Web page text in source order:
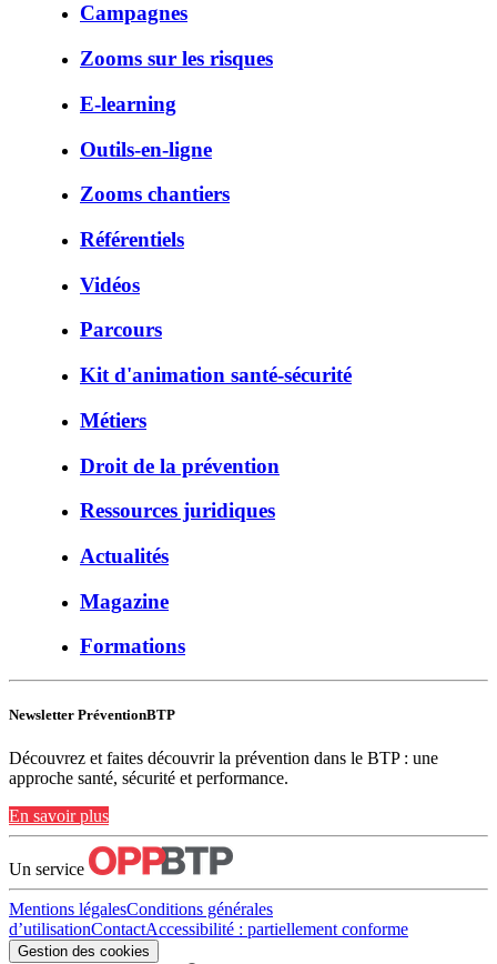
Campagnes
Zooms sur les risques
E-learning
Outils-en-ligne
Zooms chantiers
Référentiels
Vidéos
Parcours
Kit d'animation santé-sécurité
Métiers
Droit de la prévention
Ressources juridiques
Actualités
Magazine
Formations
Newsletter PréventionBTP
Découvrez et faites découvrir la prévention dans le BTP : une
approche santé, sécurité et performance.
En savoir plus
Un service
Mentions légalesConditions générales
d’utilisationContactAccessibilité : partiellement conforme
Gestion des cookies